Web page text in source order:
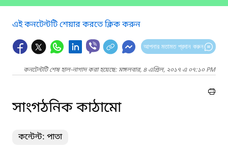
এই কনটেন্টটি শেয়ার করতে ক্লিক করুন
আপনার মতামত প্রদান করুন
কনটেন্টটি শেষ হাল-নাগাদ করা হয়েছে: মঙ্গলবার, ৪ এপ্রিল, ২০১৭ এ ০৭:১০ PM
সাংগঠনিক কাঠামো
কন্টেন্ট: পাতা